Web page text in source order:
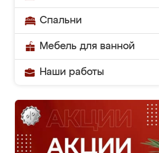
Спальни
Мебель для ванной
Наши работы